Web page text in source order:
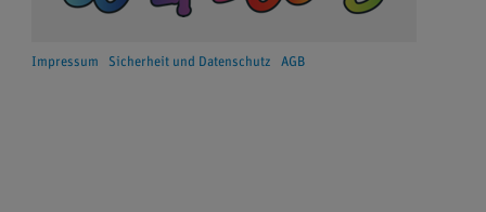
Impressum Sicherheit und Datenschutz AGB